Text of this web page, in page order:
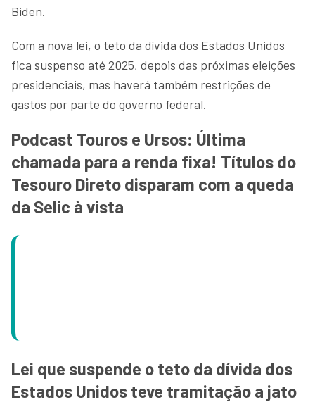
Biden.
Com a nova lei, o teto da dívida dos Estados Unidos
fica suspenso até 2025, depois das próximas eleições
presidenciais, mas haverá também restrições de
gastos por parte do governo federal.
Podcast Touros e Ursos: Última
chamada para a renda fixa! Títulos do
Tesouro Direto disparam com a queda
da Selic à vista
Lei que suspende o teto da dívida dos
Estados Unidos teve tramitação a jato